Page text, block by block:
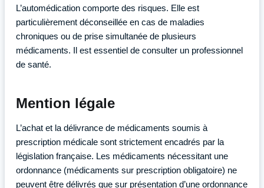
L’automédication comporte des risques. Elle est
particulièrement déconseillée en cas de maladies
chroniques ou de prise simultanée de plusieurs
médicaments. Il est essentiel de consulter un professionnel
de santé.
Mention légale
L’achat et la délivrance de médicaments soumis à
prescription médicale sont strictement encadrés par la
législation française. Les médicaments nécessitant une
ordonnance (médicaments sur prescription obligatoire) ne
peuvent être délivrés que sur présentation d’une ordonnance